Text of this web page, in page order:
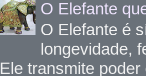
O Elefante
O Elefante é
longevidade,
Ele transmite